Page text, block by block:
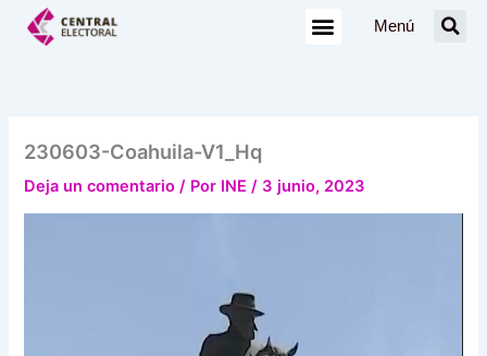
Menú
230603-Coahuila-V1_Hq
Deja un comentario / Por INE/ 3 junio, 2023